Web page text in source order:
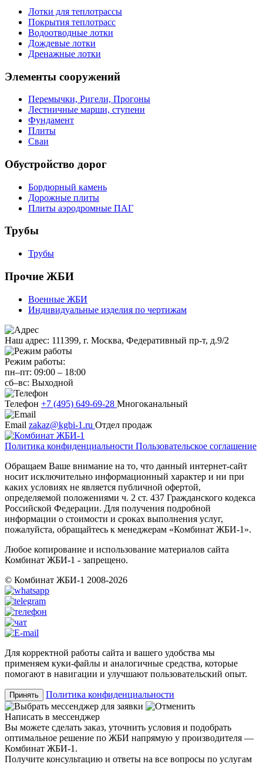
Лотки для теплотрассы
Покрытия теплотрасс
Водоотводные лотки
Дождевые лотки
Дренажные лотки
Элементы сооружений
Перемычки, Ригели, Прогоны
Лестничные марши, ступени
Фундамент
Плиты
Сваи
Обустройство дорог
Бордюрный камень
Дорожные плиты
Плиты аэродромные ПАГ
Трубы
Трубы
Прочие ЖБИ
Военные ЖБИ
Индивидуальные изделия по чертижам
Наш адрес: 111399, г. Москва, Федеративный пр-т, д.9/2
Режим работы:
пн–пт: 09:00 – 18:00
сб–вс: Выходной
Телефон +7 (495) 649-69-28 Многоканальный
Email zakaz@kgbi-1.ru Отдел продаж
Политика конфиденциальности Пользовательское соглашение
Обращаем Ваше внимание на то, что данный интернет-сайт
носит исключительно информационный характер и ни при
каких условиях не является публичной офертой,
определяемой положениями ч. 2 ст. 437 Гражданского кодекса
Российской Федерации. Для получения подробной
информации о стоимости и сроках выполнения услуг,
пожалуйста, обращайтесь к менеджерам «Комбинат ЖБИ-1».
Любое копирование и использование материалов сайта
Комбинат ЖБИ-1 - запрещено.
© Комбинат ЖБИ-1 2008-2026
Для корректной работы сайта и вашего удобства мы
применяем куки-файлы и аналогичные средства, которые
помогают в навигации и улучшают пользовательский опыт.
Принять Политика конфиденциальности
Написать в мессенджер
Вы можете сделать заказ, уточнить условия и подобрать
оптимальное решение по ЖБИ напрямую у производителя —
Комбинат ЖБИ-1.
Получите консультацию и ответы на все вопросы по услугам